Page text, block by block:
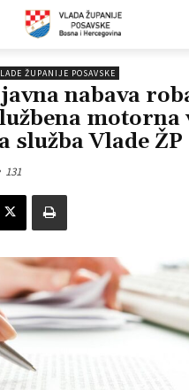
ŽUPANIJE POSAVSKE
nabava
motorna
služba Vlade ŽP
131